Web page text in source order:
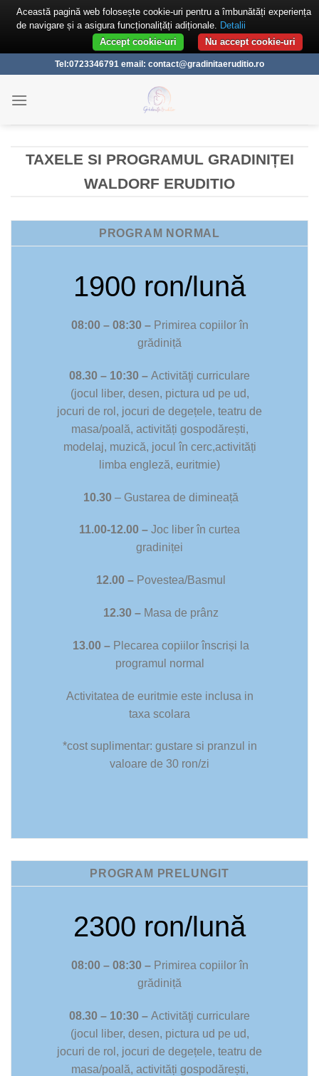
content
Tel:0723346791 email: contact@gradinitaeruditio.ro
TAXELE SI PROGRAMUL GRADINIȚEI
WALDORF ERUDITIO
PROGRAM NORMAL
1900 ron/lună
08:00 – 08:30 –Primirea copiilor în
grădiniță
08.30 – 10:30 – Activităţi curriculare
(jocul liber, desen, pictura ud pe ud,
jocuri de rol, jocuri de degețele, teatru de
masa/poală, activități gospodărești,
modelaj, muzică, jocul în cerc,activități
limba engleză, euritmie)
10.30 – Gustarea de dimineață
11.00-12.00 – Joc liber în curtea
gradiniței
12.00 – Povestea/Basmul
12.30 – Masa de prânz
13.00 – Plecarea copiilor înscriși la
programul normal
Activitatea de euritmie este inclusa in
taxa scolara
*cost suplimentar: gustare si pranzul in
valoare de 30 ron/zi
PROGRAM PRELUNGIT
2300 ron/lună
08:00 – 08:30 –Primirea copiilor în
grădiniță
08.30 – 10:30 – Activităţi curriculare
(jocul liber, desen, pictura ud pe ud,
jocuri de rol, jocuri de degețele, teatru de
masa/poală, activități gospodărești,
Această pagină web folosește cookie-uri pentru a îmbunătăți experiența
de navigare și a asigura funcționalițăți adiționale. Detalii
Nu accept cookie-uri
Accept cookie-uri